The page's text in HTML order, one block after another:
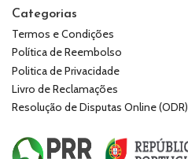
Categorias
Termos e Condições
Política de Reembolso
Politica de Privacidade
Livro de Reclamações
Resolução de Disputas Online (ODR)